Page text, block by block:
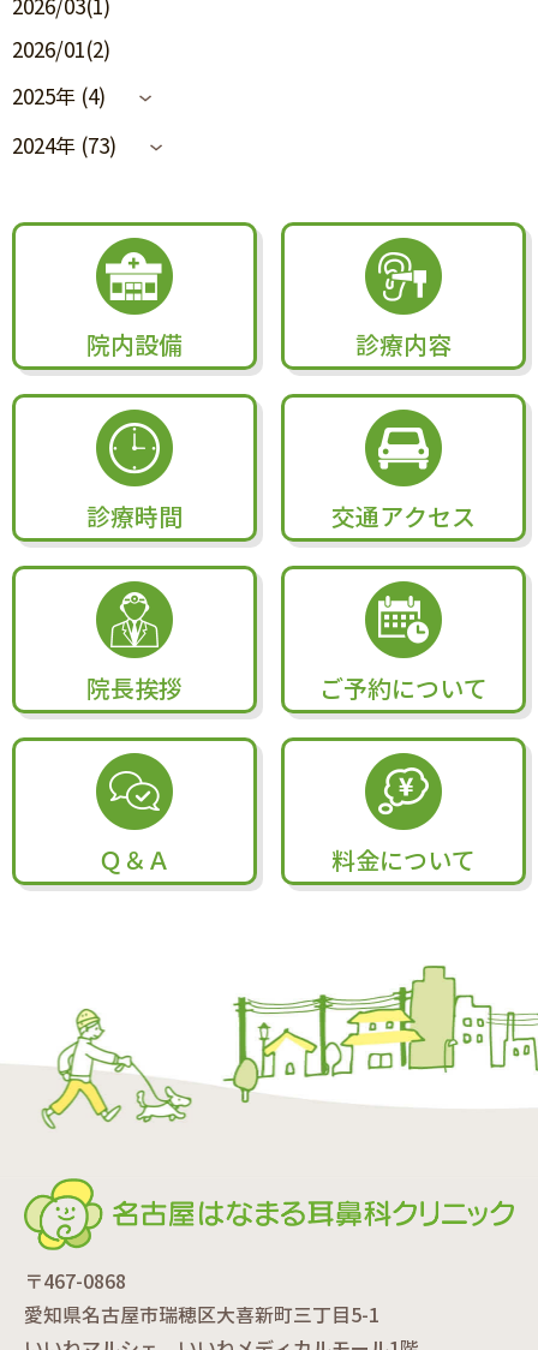
2026/03(1)
2026/01(2)
2025年 (4)
2024年 (73)
院内設備 診療内容
診療時間 交通アクセス
院長挨拶 ご予約について
Ｑ＆Ａ 料金について
〒467-0868
愛知県名古屋市瑞穂区大喜新町三丁目5-1